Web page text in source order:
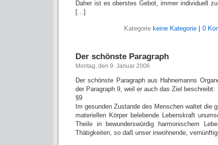
Daher ist es oberstes Gebot, immer individuell
[…]
Kategorie keine Kategorie 0
Der schönste Paragraph
Montag, den 9. Januar 2006
Der schönste Paragraph aus Hahnemanns
der Paragraph 9, weil er auch das Ziel beschreibt:
§9
Im gesunden Zustande des Menschen waltet die
materiellen Körper belebende Lebenskraft
Theile in bewunderswürdig harmonischem
Thätigkeiten, so daß unser inwohnende,